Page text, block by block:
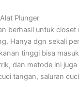
Plunger
berhasil untuk closet
Hanya dgn sekali
tinggi bisa
dan metode ini
tangan, saluran